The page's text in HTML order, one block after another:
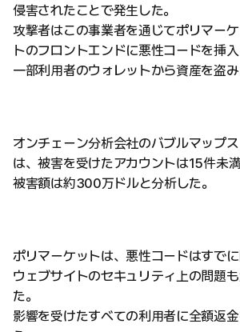
侵害されたことで発生した。
攻撃者はこの事業者を通じてポリマー
トのフロントエンドに悪性コードを挿入
一部利用者のウォレットから資産を盗み
オンチェーン分析会社のバブルマップ
は、被害を受けたアカウントは15件未満
被害額は約300万ドルと分析した。
ポリマーケットは、悪性コードはすでに
ウェブサイトのセキュリティ上の問題
た。
影響を受けたすべての利用者に全額返